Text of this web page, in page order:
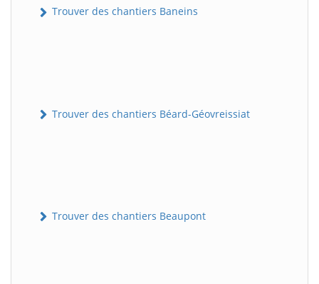
Trouver des chantiers Baneins
Trouver des chantiers Béard-Géovreissiat
Trouver des chantiers Beaupont